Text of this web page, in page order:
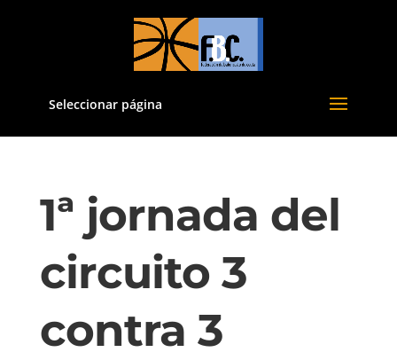
Seleccionar página
1ª jornada del
circuito 3
contra 3